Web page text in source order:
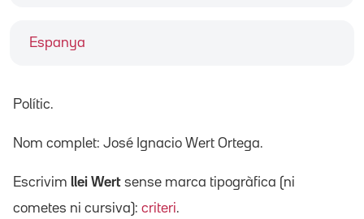
Espanya
Polític.
Nom complet: José Ignacio Wert Ortega.
Escrivim llei Wert sense marca tipogràfica (ni
cometes ni cursiva): criteri.